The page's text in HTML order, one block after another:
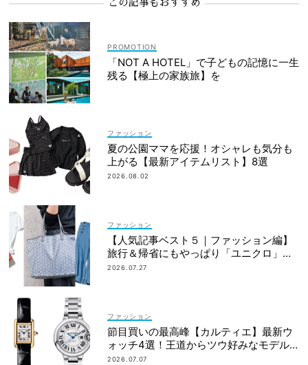
この記事もおすすめ
「NOT A HOTEL」で子どもの記憶に一生
残る【極上の家族旅】を
ファッション
夏の公園ママを応援！オシャレも気分も
上がる【最新アイテムリスト】8選
2026.08.02
ファッション
【人気記事ベスト５｜ファッション編】
旅行＆帰省にもやっぱり「ユニクロ」が
最強説！
2026.07.27
ファッション
節目買いの最高峰【カルティエ】最新ウ
ォッチ4選！王道からツウ好みなモデル
まで
2026.07.07